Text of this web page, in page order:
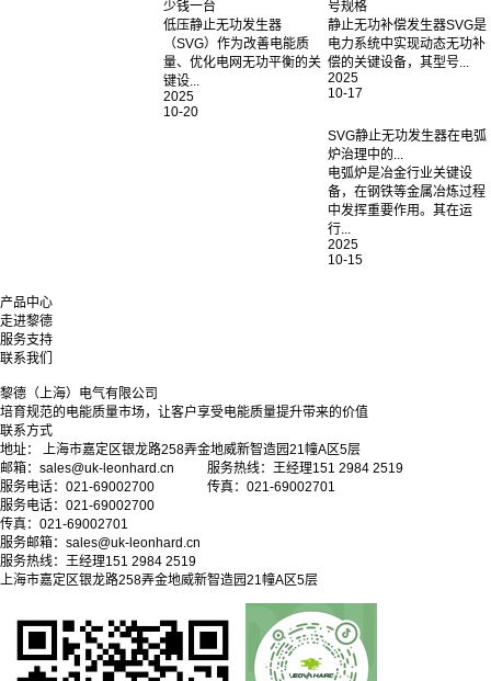
低压静止无功发生器价格多
少钱一台
低压静止无功发生器
（SVG）作为改善电能质
静止无功补偿发生器SVG型
号规格
静止无功补偿发生器SVG是
偿的关键设备，其型号...
2025
10-17
SVG静止无功发生器在电弧
炉治理中的...
产品中心
走进黎德
服务支持
联系我们
黎德（上海）电气有限公司
培育规范的电能质量市场，让客户享受电能质量提升带来的价值
联系方式
地址： 上海市嘉定区银龙路258弄金地威新智造园21幢A区5层
邮箱：sales@uk-leonhard.cn 服务热线：王经理151 2984 2519
服务电话：021-69002700 传真：021-69002701
服务电话：021-69002700
传真：021-69002701
服务邮箱：sales@uk-leonhard.cn